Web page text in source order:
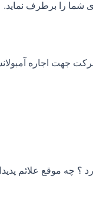
شما را برطرف نماید.
جهت اجاره
؟ چه موقع علائم